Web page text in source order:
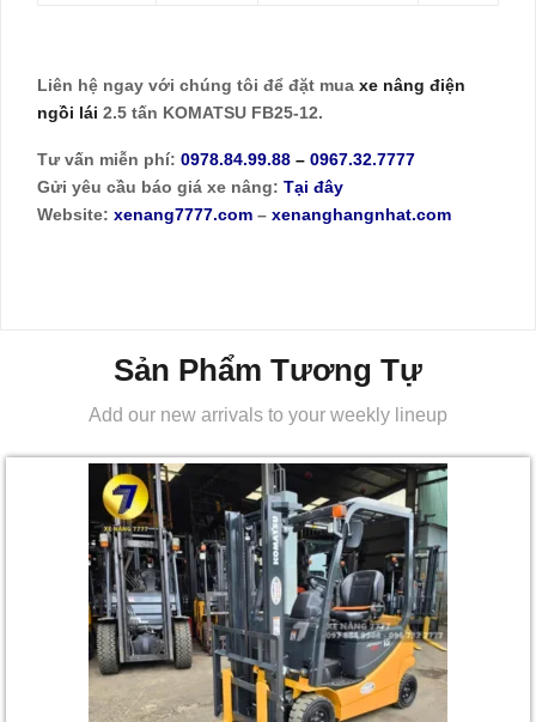
Liên hệ ngay với chúng tôi để đặt mua xe nâng điện
ngồi lái 2.5 tấn KOMATSU FB25-12.
Tư vấn miễn phí: 0978.84.99.88 – 0967.32.7777
Gửi yêu cầu báo giá xe nâng: Tại đây
Website: xenang7777.com – xenanghangnhat.com
Sản Phẩm Tương Tự
Add our new arrivals to your weekly lineup